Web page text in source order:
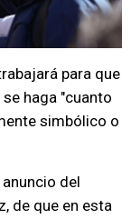
para que
haga "cuanto
simbólico o
del
de que en esta